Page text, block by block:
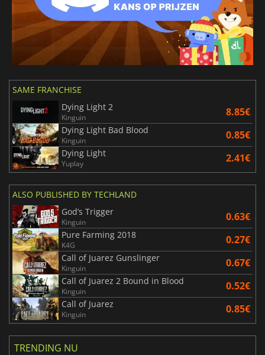
SAME FRANCHISE
Dying Light 2
Kinguin 8.85€
Dying Light Bad Blood
Kinguin 0.85€
Dying Light
Yuplay 2.41€
ALSO PUBLISHED BY TECHLAND
God’s Trigger
Kinguin 0.63€
Pure Farming 2018
K4G 0.27€
Call of Juarez Gunslinger
Kinguin 0.67€
Call of Juarez 2 Bound in Blood
Kinguin 0.52€
Call of Juarez
Kinguin 0.85€
TRENDING NU